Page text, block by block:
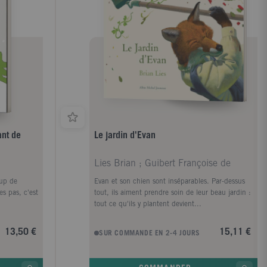
la mort.
de
enfants,
justes
:
de
de
lauréate
du
Coucous
au
Ours
chef du
Elle se
plusieurs
des
de
de
pas, c'est
13,50 €
Le jardin d'Evan
Lies Brian ; Guibert Françoise de
Evan et son chien sont inséparables. Par-dessus
tout, ils aiment prendre soin de leur beau jardin :
tout ce qu'ils y plantent devient...
SUR COMMANDE EN 2-4 JOURS 15,11 €